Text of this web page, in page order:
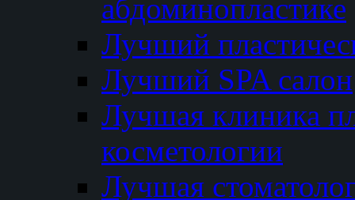
абдоминопластике
Лучший
Лучший SPA салон
Лучшая клиника
косметологии
Лучшая